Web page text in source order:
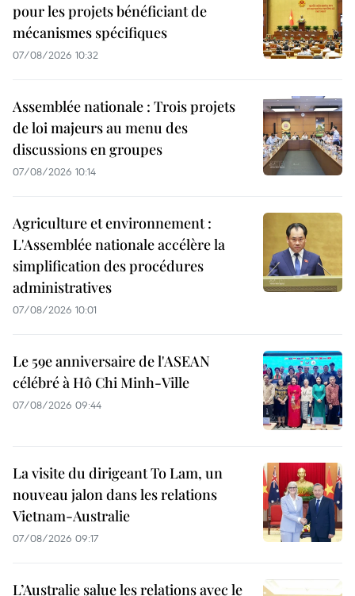
pour les projets bénéficiant de
mécanismes spécifiques
07/08/2026 10:32
Assemblée nationale : Trois projets
de loi majeurs au menu des
discussions en groupes
07/08/2026 10:14
Agriculture et environnement :
L'Assemblée nationale accélère la
simplification des procédures
administratives
07/08/2026 10:01
Le 59e anniversaire de l'ASEAN
célébré à Hô Chi Minh-Ville
07/08/2026 09:44
La visite du dirigeant To Lam, un
nouveau jalon dans les relations
Vietnam-Australie
07/08/2026 09:17
L’Australie salue les relations avec le